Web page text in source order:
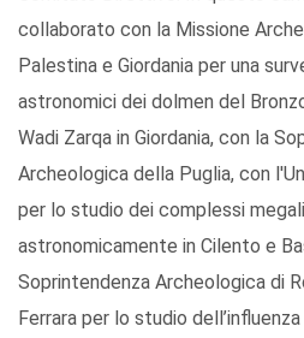
collaborato con la Missione
Palestina e Giordania per una
astronomici dei dolmen del
Wadi Zarqa in Giordania, con la
Archeologica della Puglia, con
per lo studio dei complessi
astronomicamente in Cilento e
Soprintendenza Archeologica di
Ferrara per lo studio